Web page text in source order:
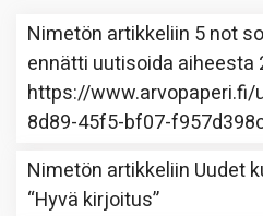
Nimetön artikkeliin 5 not
ennätti uutisoida aiheesta
https://
8d89-45f5-bf07-
Nimetön artikkeliin Uudet
“Hyvä kirjoitus”